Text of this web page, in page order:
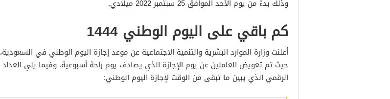
وذلك بدءً من يوم الأحد الموافق 25 سبتمبر 2022 ميلادي.
كم باقي على اليوم الوطني 1444
أعلنت وزارة الموارد البشرية والتنمية الاجتماعية عن موعد إجازة اليوم الوطني في السعودية،
حيث تم تعويض العاملين عن يوم الإجازة الذي يصادف يوم راحة أسبوعية. وفيما يلي العداد
الرقمي الذي يبين ما تبقى من الوقت لإجازة اليوم الوطني: